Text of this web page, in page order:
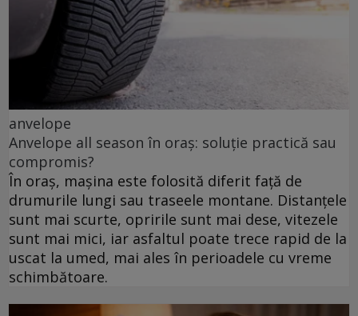
anvelope
Anvelope all season în oraș: soluție practică sau
compromis?
În oraș, mașina este folosită diferit față de
drumurile lungi sau traseele montane. Distanțele
sunt mai scurte, opririle sunt mai dese, vitezele
sunt mai mici, iar asfaltul poate trece rapid de la
uscat la umed, mai ales în perioadele cu vreme
schimbătoare.